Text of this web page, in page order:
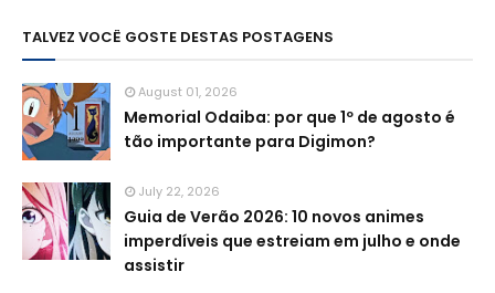
TALVEZ VOCÊ GOSTE DESTAS POSTAGENS
August 01, 2026
Memorial Odaiba: por que 1º de agosto é
tão importante para Digimon?
July 22, 2026
Guia de Verão 2026: 10 novos animes
imperdíveis que estreiam em julho e onde
assistir